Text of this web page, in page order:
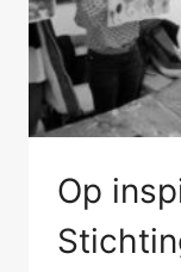
Op